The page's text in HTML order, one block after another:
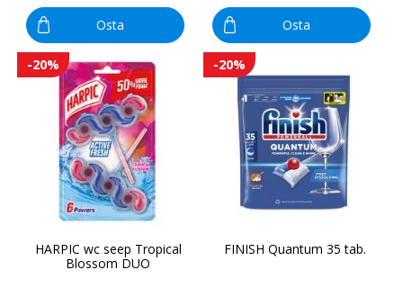
Osta Osta
-20%
HARPIC wc seep Tropical
Blossom DUO
-20%
FINISH Quantum 35 tab.